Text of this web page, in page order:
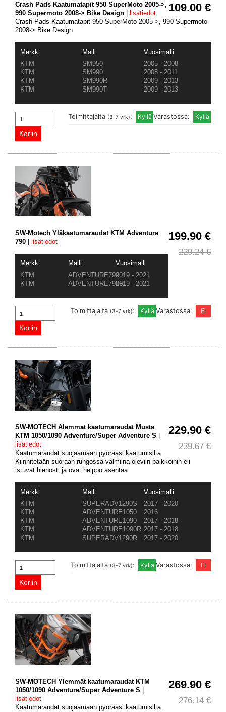
109.00 €
Crash Pads Kaatumatapit 950 SuperMoto 2005->,
990 Supermoto 2008-> Bike Design
lisätiedot
Crash Pads Kaatumatapit 950 SuperMoto 2005->, 990 Supermoto
2008-> Bike Design
Merkki Malli
Vuosimalli
KTM
SM950
2005 - 2008
KTM
SM990
2008 - 2011
KTM
SM990R
2009 - 2013
KTM
SM990T 2009 - 2013
Varastossa:
Toimittajalta (3-7 vrk):
199.90 €
229.24 €
SW-Motech Yläkaatumaraudat KTM Adventure
790
lisätiedot
Merkki Malli
Vuosimalli
KTM
ADVENTURE7902019 - 2021
KTM
ADVENTURE790R2019 - 2021
Varastossa:
Toimittajalta (3-7 vrk):
229.90 €
239.67 €
SW-MOTECH Alemmat kaatumaraudat Musta
KTM 1050/1090 Adventure/Super Adventure S
lisätiedot
Kaatumaraudat suojaamaan pyörääsi kaatumisilta.
Kiinnitetään suoraan rungossa valmiina oleviin paikkoihin eli
istuvat hienosti ja ovat helppo asentaa.
Merkki Malli
Vuosimalli
KTM
SUPERADV1290S
2017 - 2020
KTM
ADVENTURE1050
2016
KTM
ADVENTURE1090
2017 - 2018
KTM
ADVENTURE1090R 2017 - 2018
KTM
SUPERADV1290R 2017 - 2020
Varastossa:
Toimittajalta (3-7 vrk):
269.90 €
276.14 €
SW-MOTECH Ylemmät kaatumaraudat KTM
1050/1090 Adventure/Super Adventure S
lisätiedot
Kaatumaraudat suojaamaan pyörääsi kaatumisilta.